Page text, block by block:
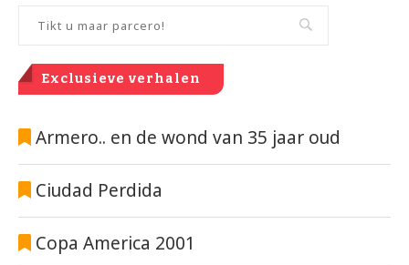
Exclusieve verhalen
Armero.. en de wond van 35 jaar oud
Ciudad Perdida
Copa America 2001